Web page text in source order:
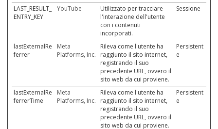
LAST_RESULT_
ENTRY_KEY
YouTube
Utilizzato per tracciare
l'interazione dell'utente
con i contenuti
incorporati.
Sessione
lastExternalRe
ferrer
Meta
Platforms, Inc.
Rileva come l'utente ha
raggiunto il sito internet,
registrando il suo
precedente URL, ovvero il
sito web da cui proviene.
Persistent
e
lastExternalRe
ferrerTime
Meta
Platforms, Inc.
Rileva come l'utente ha
raggiunto il sito internet,
registrando il suo
precedente URL, ovvero il
sito web da cui proviene.
Persistent
e